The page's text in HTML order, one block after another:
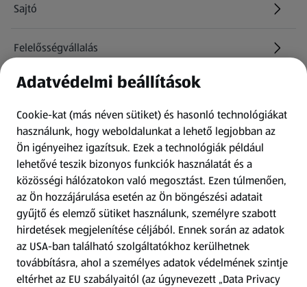
Sajtó
Felelősségvállalás
Információk
Kérdőív
Fizetési lehetőségek
ALDI utalványok
Árcsökkentés
Adatvédelmi beállítások
Cookie-kat (más néven sütiket) és hasonló technológiákat
használunk, hogy weboldalunkat a lehető legjobban az
Ön igényeihez igazítsuk. Ezek a technológiák például
lehetővé teszik bizonyos funkciók használatát és a
közösségi hálózatokon való megosztást. Ezen túlmenően,
az Ön hozzájárulása esetén az Ön böngészési adatait
gyűjtő és elemző sütiket használunk, személyre szabott
hirdetések megjelenítése céljából. Ennek során az adatok
az USA-ban található szolgáltatókhoz kerülhetnek
továbbításra, ahol a személyes adatok védelmének szintje
eltérhet az EU szabályaitól (az úgynevezett „Data Privacy